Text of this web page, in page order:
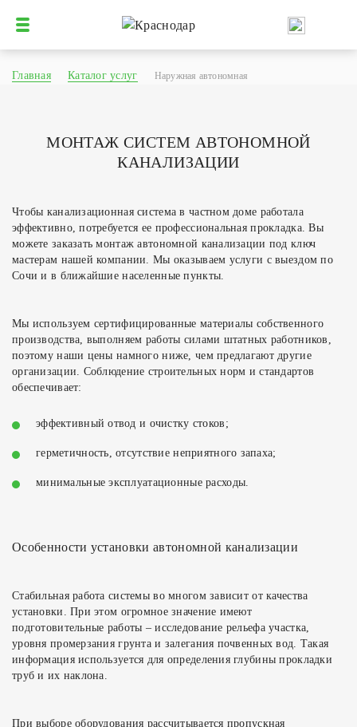
Главная Каталог услуг Наружная автономная
МОНТАЖ СИСТЕМ АВТОНОМНОЙ
КАНАЛИЗАЦИИ
Чтобы канализационная система в частном доме работала
эффективно, потребуется ее профессиональная прокладка. Вы
можете заказать монтаж автономной канализации под ключ
мастерам нашей компании. Мы оказываем услуги с выездом по
Сочи и в ближайшие населенные пункты.
Мы используем сертифицированные материалы собственного
производства, выполняем работы силами штатных работников,
поэтому наши цены намного ниже, чем предлагают другие
организации. Соблюдение строительных норм и стандартов
обеспечивает:
эффективный отвод и очистку стоков;
герметичность, отсутствие неприятного запаха;
минимальные эксплуатационные расходы.
Особенности установки автономной канализации
Стабильная работа системы во многом зависит от качества
установки. При этом огромное значение имеют
подготовительные работы – исследование рельефа участка,
уровня промерзания грунта и залегания почвенных вод. Такая
информация используется для определения глубины прокладки
труб и их наклона.
При выборе оборудования рассчитывается пропускная